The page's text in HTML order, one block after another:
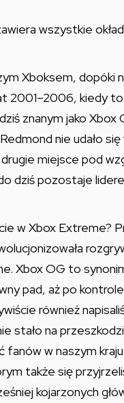
wszystkie
Xboksem, dopóki
2001–2006, kiedy
znanym jako Xbox
nie udało
miejsce pod
dziś pozostaje
w Xbox Extreme?
Xbox OG to
pad, aż po
również
stało na
fanów w naszym
także się
kojarzonych